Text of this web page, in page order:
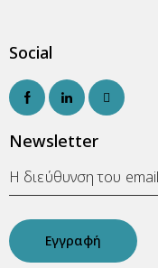
Social
Newsletter
Εγγραφή